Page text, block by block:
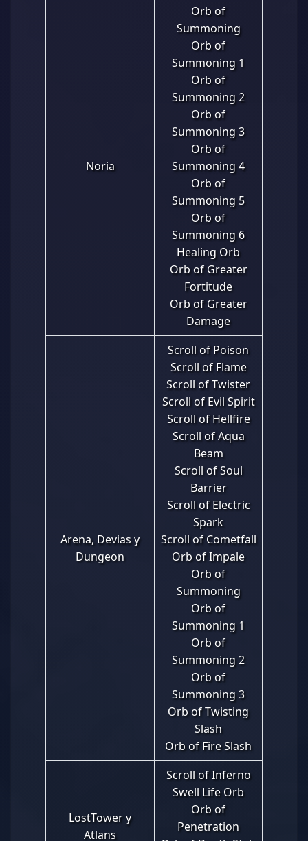
Noria
Orb of
Summoning
Orb of
Summoning 1
Orb of
Summoning 2
Orb of
Summoning 3
Orb of
Summoning 4
Orb of
Summoning 5
Orb of
Summoning 6
Healing Orb
Orb of Greater
Fortitude
Orb of Greater
Damage
Arena, Devias y
Dungeon
Scroll of Poison
Scroll of Flame
Scroll of Twister
Scroll of Evil Spirit
Scroll of Hellfire
Scroll of Aqua
Beam
Scroll of Soul
Barrier
Scroll of Electric
Spark
Scroll of Cometfall
Orb of Impale
Orb of
Summoning
Orb of
Summoning 1
Orb of
Summoning 2
Orb of
Summoning 3
Orb of Twisting
Slash
Orb of Fire Slash
LostTower y
Atlans
Scroll of Inferno
Swell Life Orb
Orb of
Penetration